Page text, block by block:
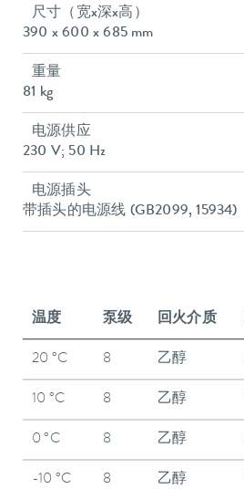
尺寸（宽x深x高）
390 x 600 x 685 mm
重量
81 kg
电源供应
230 V; 50 Hz
电源插头
带插头的电源线 (GB2099, 15934)
温度 泵级 回火介质
20 °C 8 乙醇
10 °C 8 乙醇
0 °C 8 乙醇
-10 °C 8 乙醇